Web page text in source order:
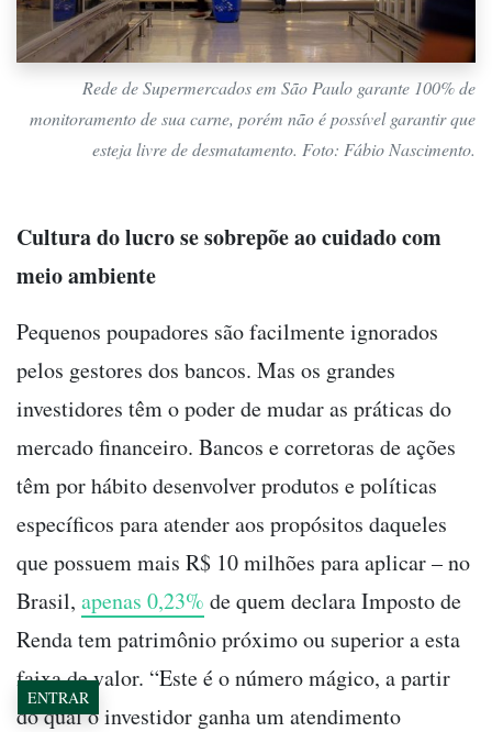
Rede de Supermercados em São Paulo garante 100% de
monitoramento de sua carne, porém não é possível garantir que
esteja livre de desmatamento. Foto: Fábio Nascimento.
Cultura do lucro se sobrepõe ao cuidado com
meio ambiente
Pequenos poupadores são facilmente ignorados
pelos gestores dos bancos. Mas os grandes
investidores têm o poder de mudar as práticas do
mercado financeiro. Bancos e corretoras de ações
têm por hábito desenvolver produtos e políticas
específicos para atender aos propósitos daqueles
que possuem mais R$ 10 milhões para aplicar–no
Brasil, apenas 0,23% de quem declara Imposto de
Renda tem patrimônio próximo ou superior a esta
faixa de valor. “Este é o número mágico, a partir
do qual o investidor ganha um atendimento
ENTRAR